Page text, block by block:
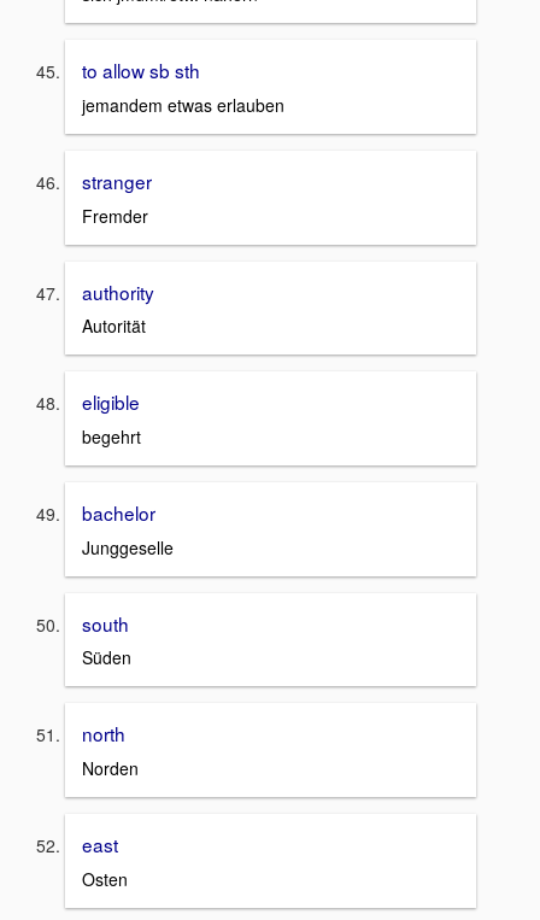
to allow sb sth
jemandem etwas erlauben
stranger
Fremder
authority
Autorität
eligible
begehrt
bachelor
Junggeselle
south
Süden
north
Norden
east
Osten